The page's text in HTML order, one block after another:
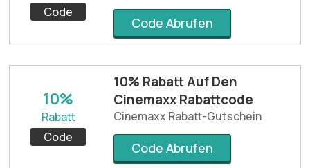
Code
Code Abrufen
10%
Rabatt
Code
10% Rabatt Auf Den
Cinemaxx Rabattcode
Cinemaxx Rabatt-Gutschein
Code Abrufen